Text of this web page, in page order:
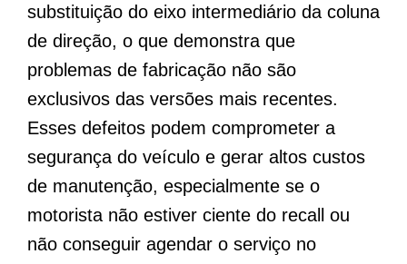
substituição do eixo intermediário da coluna
de direção, o que demonstra que
problemas de fabricação não são
exclusivos das versões mais recentes.
Esses defeitos podem comprometer a
segurança do veículo e gerar altos custos
de manutenção, especialmente se o
motorista não estiver ciente do recall ou
não conseguir agendar o serviço no